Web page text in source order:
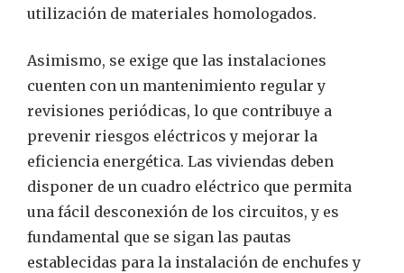
utilización de materiales homologados.
Asimismo, se exige que las instalaciones
cuenten con un mantenimiento regular y
revisiones periódicas, lo que contribuye a
prevenir riesgos eléctricos y mejorar la
eficiencia energética. Las viviendas deben
disponer de un cuadro eléctrico que permita
una fácil desconexión de los circuitos, y es
fundamental que se sigan las pautas
establecidas para la instalación de enchufes y